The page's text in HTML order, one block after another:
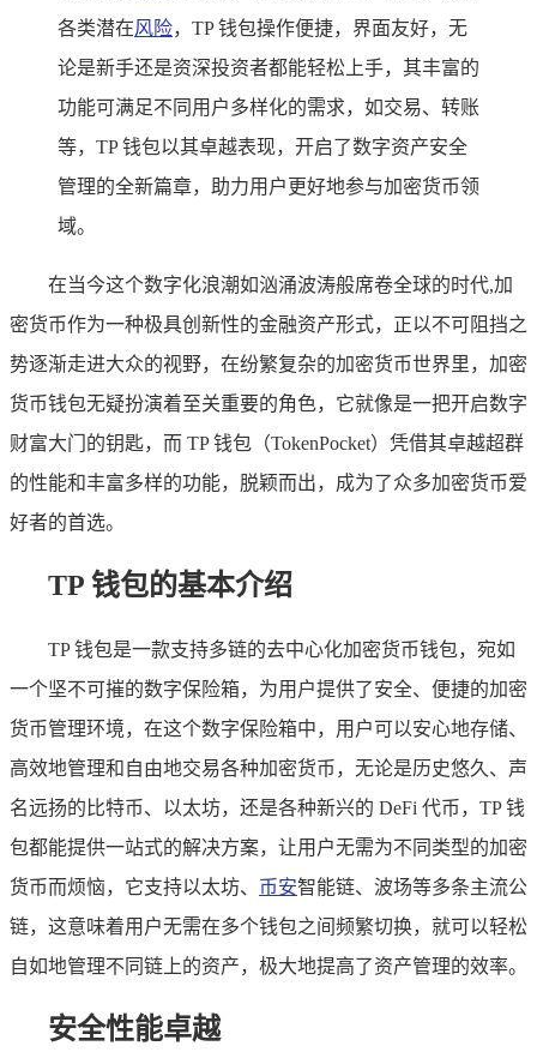
各类潜在风险，TP 钱包操作便捷，界面友好，无
论是新手还是资深投资者都能轻松上手，其丰富的
功能可满足不同用户多样化的需求，如交易、转账
等，TP 钱包以其卓越表现，开启了数字资产安全
管理的全新篇章，助力用户更好地参与加密货币领
域。
在当今这个数字化浪潮如汹涌波涛般席卷全球的时代,加
密货币作为一种极具创新性的金融资产形式，正以不可阻挡之
势逐渐走进大众的视野，在纷繁复杂的加密货币世界里，加密
货币钱包无疑扮演着至关重要的角色，它就像是一把开启数字
财富大门的钥匙，而 TP 钱包（TokenPocket）凭借其卓越超群
的性能和丰富多样的功能，脱颖而出，成为了众多加密货币爱
好者的首选。
TP 钱包的基本介绍
TP 钱包是一款支持多链的去中心化加密货币钱包，宛如
一个坚不可摧的数字保险箱，为用户提供了安全、便捷的加密
货币管理环境，在这个数字保险箱中，用户可以安心地存储、
高效地管理和自由地交易各种加密货币，无论是历史悠久、声
名远扬的比特币、以太坊，还是各种新兴的 DeFi 代币，TP 钱
包都能提供一站式的解决方案，让用户无需为不同类型的加密
货币而烦恼，它支持以太坊、 币安智能链、波场等多条主流公
链，这意味着用户无需在多个钱包之间频繁切换，就可以轻松
自如地管理不同链上的资产，极大地提高了资产管理的效率。
安全性能卓越